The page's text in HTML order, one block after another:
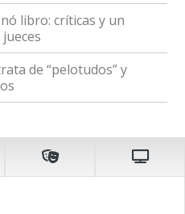
libro: críticas y un
de “pelotudos” y